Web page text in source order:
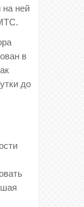
ней
в
до